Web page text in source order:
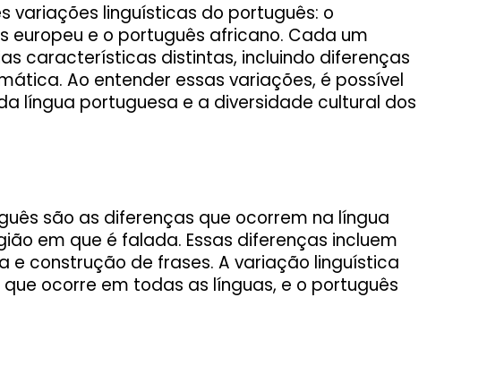
variações linguísticas do português: o
europeu e o português africano. Cada um
características distintas, incluindo diferenças
Ao entender essas variações, é possível
língua portuguesa e a diversidade cultural dos
são as diferenças que ocorrem na língua
em que é falada. Essas diferenças incluem
e construção de frases. A variação linguística
ocorre em todas as línguas, e o português